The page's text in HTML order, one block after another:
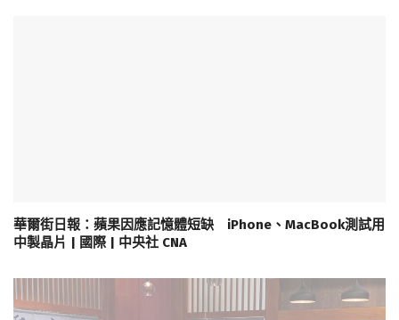
華爾街日報：蘋果因應記憶體短缺 iPhone、MacBook測試用
中製晶片 | 國際 | 中央社 CNA